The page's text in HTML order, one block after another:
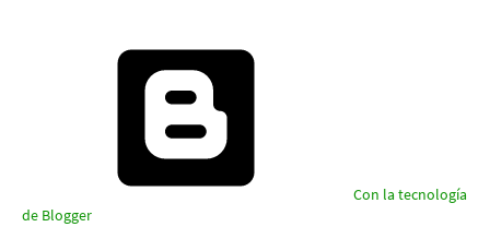
Con la tecnología
de Blogger